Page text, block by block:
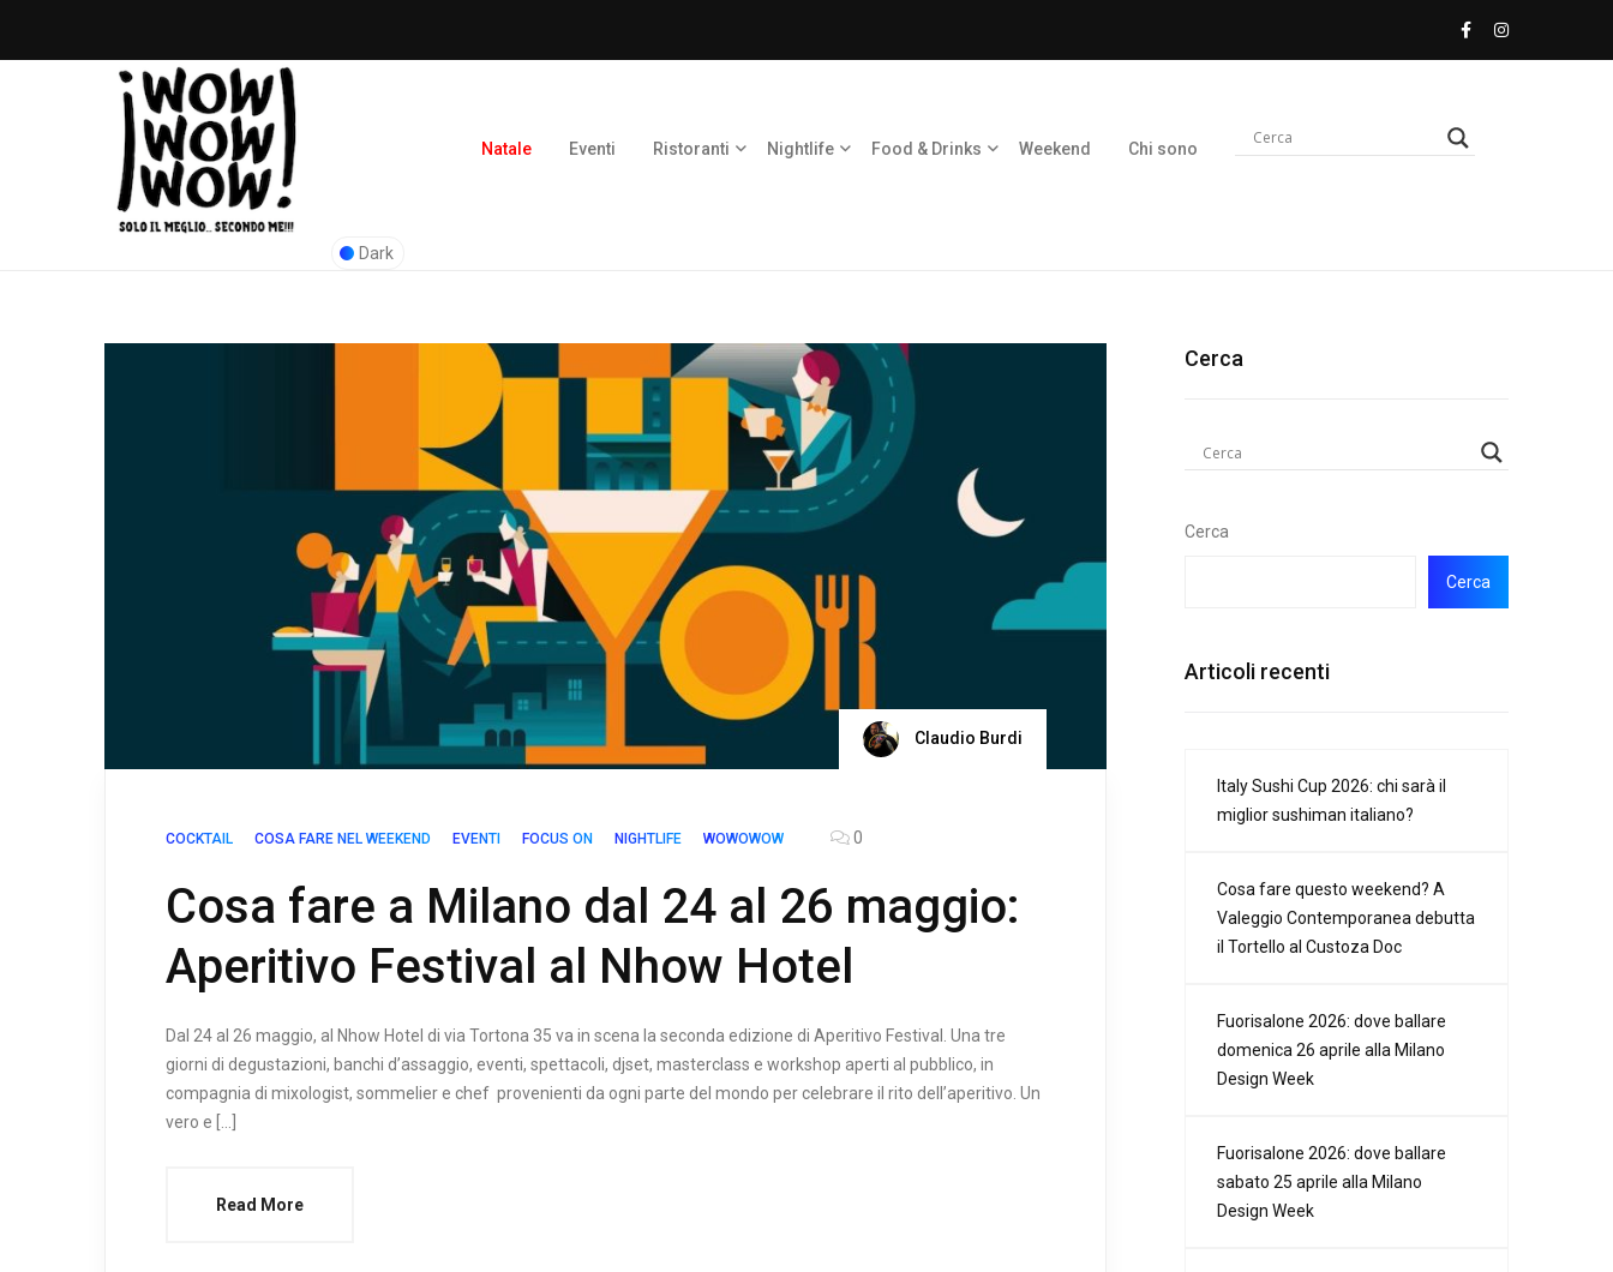
Natale Eventi Ristoranti Nightlife Food & Drinks Weekend Chi sono
Dark
Claudio Burdi
COCKTAIL COSA FARE NEL WEEKEND EVENTI FOCUS ON NIGHTLIFE WOWOWOW 0
Cosa fare a Milano dal 24 al 26 maggio:
Aperitivo Festival al Nhow Hotel
Dal 24 al 26 maggio, al Nhow Hotel di via Tortona 35 va in scena la seconda edizione di Aperitivo Festival. Una tre
giorni di degustazioni, banchi d’assaggio, eventi, spettacoli, djset, masterclass e workshop aperti al pubblico, in
compagnia di mixologist, sommelier e chef provenienti da ogni parte del mondo per celebrare il rito dell’aperitivo. Un
vero e […]
Read More
Cerca
Cerca
Cerca
Articoli recenti
Italy Sushi Cup 2026: chi sarà il
miglior sushiman italiano?
Cosa fare questo weekend? A
Valeggio Contemporanea debutta
il Tortello al Custoza Doc
Fuorisalone 2026: dove ballare
domenica 26 aprile alla Milano
Design Week
Fuorisalone 2026: dove ballare
sabato 25 aprile alla Milano
Design Week